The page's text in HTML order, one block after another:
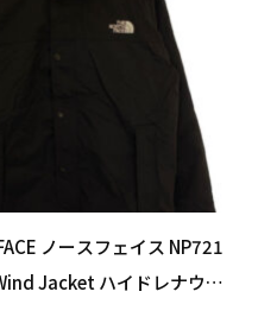
ノースフェイス NP721
Jacket ハイドレナウィ